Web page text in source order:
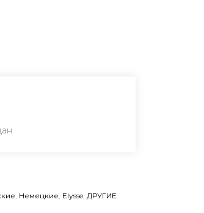
Немецкие Elysse ДРУГИЕ